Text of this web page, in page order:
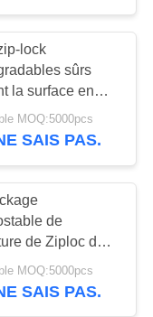
fibc
10
de
du client
lock
sûrs
la surface en
la taille
x de 17cm
MOQ:5000pcs
SAIS PAS.
de
de Ziploc de
de maïs met en
recyclable
MOQ:5000pcs
SAIS PAS.